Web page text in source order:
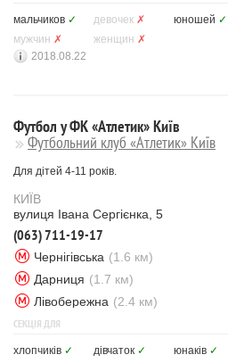
мальчиков ✓ девочек ✗ юношей ✓
мужчин ✗ женщин ✗
2018.08.22
Футбол у ФК «Атлетик» Київ
Футбольний клуб «Атлетик» Київ
Для дітей 4-11 років.
КИЇВ
вулиця Івана Сергієнка, 5
(063) 711-19-17
Чернігівська (1.6 км)
Дарниця (1.7 км)
Лівобережна (2.4 км)
СЕКЦІЯ ДЛЯ
хлопчиків ✓ дівчаток ✓ юнаків ✓